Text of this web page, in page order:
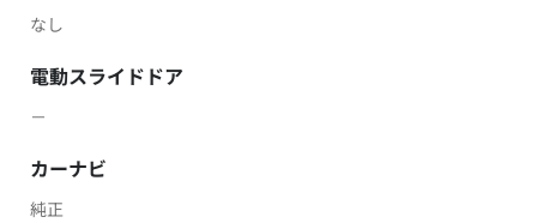
なし
電動スライドドア
－
カーナビ
純正